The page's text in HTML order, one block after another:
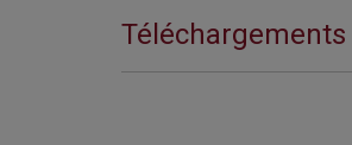
Téléchargements